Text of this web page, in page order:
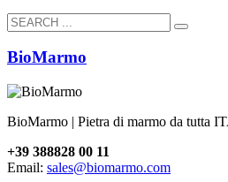
BioMarmo
BioMarmo | Pietra di marmo da tutta
+39 388828 00 11
Email: sales@biomarmo.com